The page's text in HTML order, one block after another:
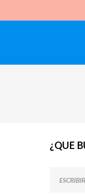
¿QUE